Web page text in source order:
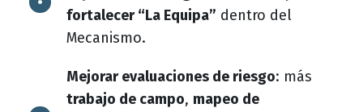
fortalecer “La Equipa” dentro del
Mecanismo.
Mejorar evaluaciones de riesgo: más
trabajo de campo, mapeo de